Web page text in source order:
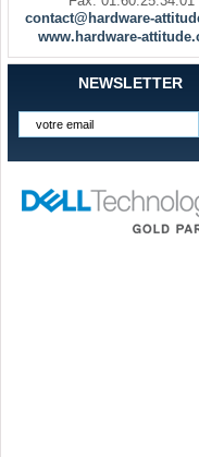
contact@hardware-
www.hardware-
NEWSLETTER